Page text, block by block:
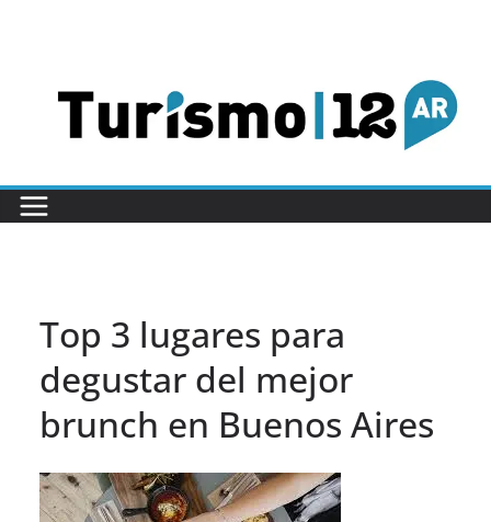
Top 3 lugares para
degustar del mejor
brunch en Buenos Aires